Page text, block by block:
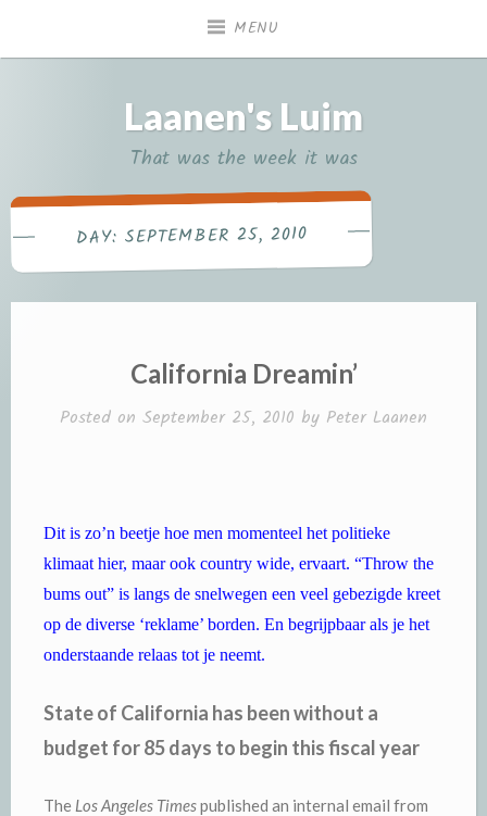
MENU
Laanen's Luim
That was the week it was
DAY:SEPTEMBER 25, 2010
California Dreamin’
Posted on September 25, 2010 by Peter Laanen
Dit is zo’n beetje hoe men momenteel het politieke
klimaat hier, maar ook country wide, ervaart. “Throw the
bums out” is langs de snelwegen een veel gebezigde kreet
op de diverse ‘reklame’ borden. En begrijpbaar als je het
onderstaande relaas tot je neemt.
State of California has been without a
budget for 85 days to begin this fiscal year
The Los Angeles Timespublished an internal email from